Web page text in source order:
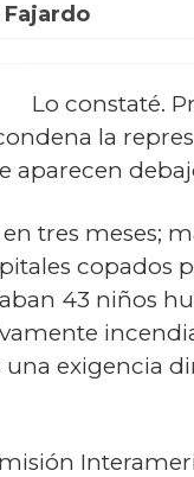
Fajardo
Lo constaté.
la
aparecen
tres meses;
copados
43 niños
exigencia